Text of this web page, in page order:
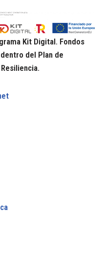
Kit Digital. Fondos
del Plan de